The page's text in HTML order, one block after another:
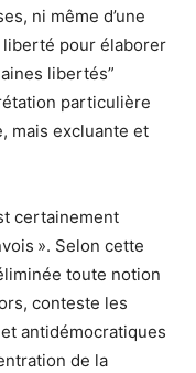
ni même d’une
liberté pour élaborer
libertés”
particulière
mais excluante et
certainement
». Selon cette
toute notion
conteste les
antidémocratiques
de la